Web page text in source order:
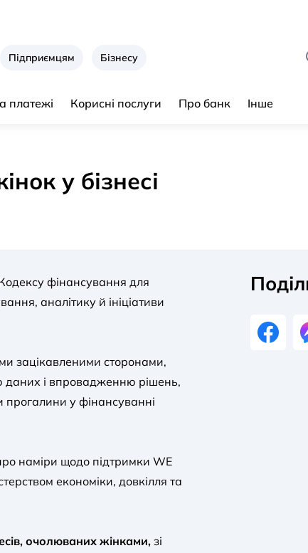
Підприємцям Бізнесу
платежі Корисні послуги Про банк Інше
у бізнесі
фінансування для
аналітику й ініціативи
зацікавленими сторонами,
даних і впровадженню рішень,
прогалини у фінансуванні
наміри щодо підтримки WE
економіки, довкілля та
очолюваних жінками, зі